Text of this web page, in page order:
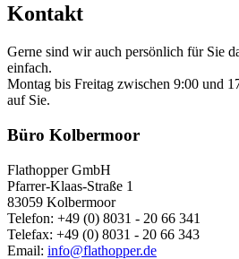
Kontakt
Gerne sind wir auch persönlich für Sie
einfach.
Montag bis Freitag zwischen 9:00 und
auf Sie.
Büro Kolbermoor
Flathopper GmbH
Pfarrer-Klaas-Straße 1
83059 Kolbermoor
Telefon: +49 (0) 8031 - 20 66 341
Telefax: +49 (0) 8031 - 20 66 343
Email: info@flathopper.de